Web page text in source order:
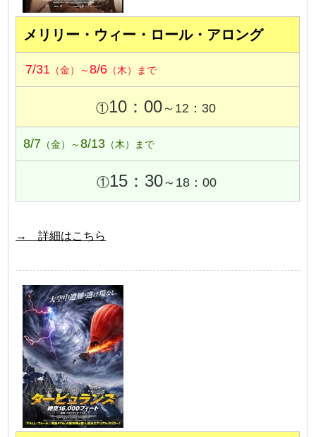
メリリー・ウィー・ロール・アロング
7/31 （金）～8/6 （木）まで
①10：00～12：30
8/7 （金）～8/13 （木）まで
①15：30～18：00
→ 詳細はこちら